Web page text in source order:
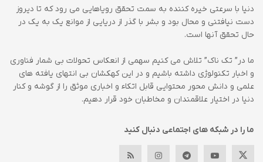
دنیا با سرعتی خیره کننده به سمت تحقق رویاهایی می رود که تا دیروز
دست نیافتنی و محال بود و بشر با گذر از دریایی از موانع یک به یک در
حال تحقق آنها است.
ما در” تک ناک” تلاش می کنیم سهمی از انعکاس تحولات بی شمار فناوری
و اخبار تکنولوژی داشته باشیم و در این کهکشان بی انتهای یافته های
علمی و دانش محور محتوایی قابل اتکاء و اخباری موثق را از گوشه و کنار
دنیا در اختیار علاقمندان و مخاطبان خود قرار دهیم.
ما را در شبکه های اجتماعی دنبال کنید